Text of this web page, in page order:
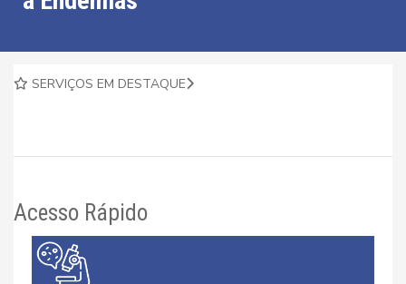
SERVIÇOS EM DESTAQUE
Acesso Rápido